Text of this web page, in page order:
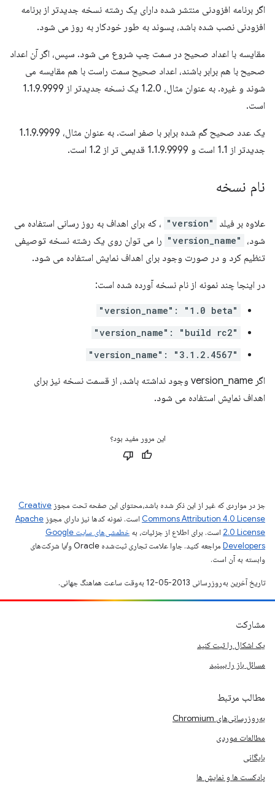
اگر برنامه افزودنی منتشر شده دارای یک رشته نسخه جدیدتر از برنامه
افزودنی نصب شده باشد، پسوند به طور خودکار به روز می شود.
مقایسه با اعداد صحیح در سمت چپ شروع می شود. سپس، اگر آن اعداد
صحیح با هم برابر باشند، اعداد صحیح سمت راست با هم مقایسه می
شوند و غیره. به عنوان مثال، 1.2.0 یک نسخه جدیدتر از 1.1.9.9999
است.
یک عدد صحیح گم شده برابر با صفر است. به عنوان مثال، 1.1.9.9999
جدیدتر از 1.1 است و 1.1.9.9999 قدیمی تر از 1.2 است.
نام نسخه
علاوه بر فیلد "version"
، که برای اهداف به روز رسانی استفاده می
شود،
"version_name"
را می توان روی یک رشته نسخه توصیفی
تنظیم کرد و در صورت وجود برای اهداف نمایش استفاده می شود.
در اینجا چند نمونه از نام نسخه آورده شده است:
"version_name": "1.0 beta"
"version_name": "build rc2"
"version_name": "3.1.2.4567"
اگر version_name وجود نداشته باشد، از قسمت نسخه نیز برای
اهداف نمایش استفاده می شود.
این مرور مفید بود؟
جز در مواردی که غیر از این ذکر شده باشد،‌محتوای این صفحه تحت مجوز Creative
Commons Attribution 4.0 License است. نمونه کدها نیز دارای مجوز Apache
2.0 License است. برای اطلاع از جزئیات، به
خطمشی‌های سایت Google
Developers‏
مراجعه کنید. جاوا علامت تجاری ثبت‌شده Oracle و/یا شرکت‌های
وابسته به آن است.
تاریخ آخرین به‌روزرسانی 2013-05-12 به‌وقت ساعت هماهنگ جهانی.
مشارکت
یک اشکال را ثبت کنید
مسائل باز را ببینید
مطالب مرتبط
به‌روزرسانی‌های Chromium
مطالعات موردی
بایگانی
پادکست ها و نمایش ها